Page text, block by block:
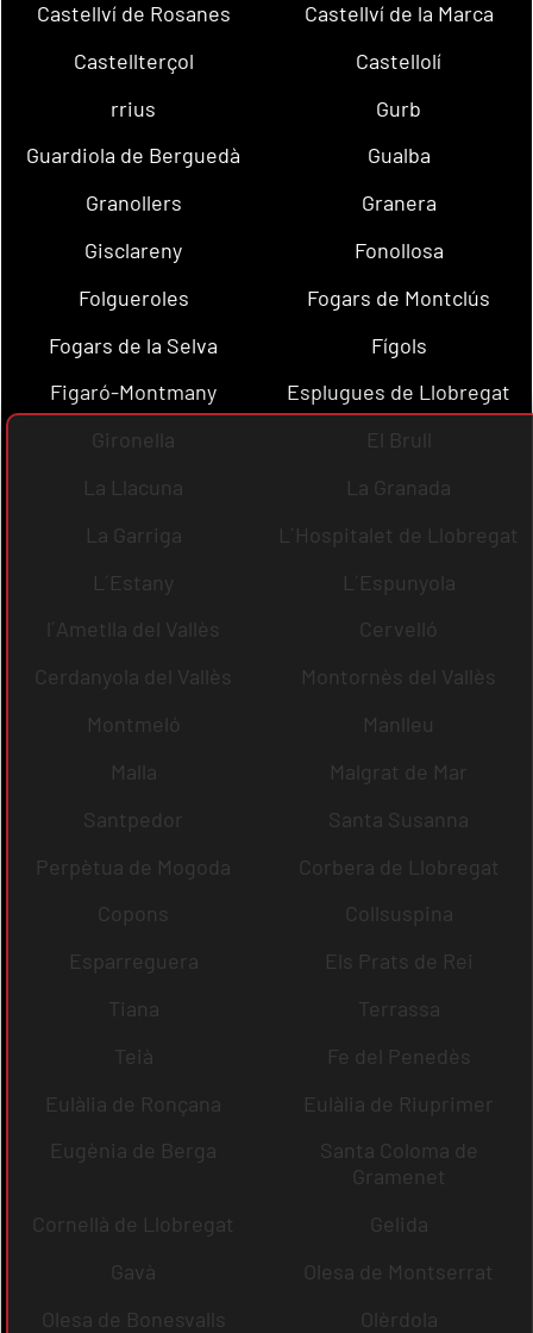
Castellví de Rosanes
Castellví de la Marca
Castellterçol
Castellolí
rrius
Gurb
Guardiola de Berguedà
Gualba
Granollers
Granera
Gisclareny
Fonollosa
Folgueroles
Fogars de Montclús
Fogars de la Selva
Fígols
Figaró-Montmany
Esplugues de Llobregat
Gironella
El Brull
La Llacuna
La Granada
La Garriga
L´Hospitalet de Llobregat
L´Estany
L´Espunyola
l´Ametlla del Vallès
Cervelló
Cerdanyola del Vallès
Montornès del Vallès
Montmeló
Manlleu
Malla
Malgrat de Mar
Santpedor
Santa Susanna
Perpètua de Mogoda
Corbera de Llobregat
Copons
Collsuspina
Esparreguera
Els Prats de Rei
Tiana
Terrassa
Teià
Fe del Penedès
Eulàlia de Ronçana
Eulàlia de Riuprimer
Eugènia de Berga
Santa Coloma de
Gramenet
Cornellà de Llobregat
Gelida
Gavà
Olesa de Montserrat
Olesa de Bonesvalls
Olèrdola